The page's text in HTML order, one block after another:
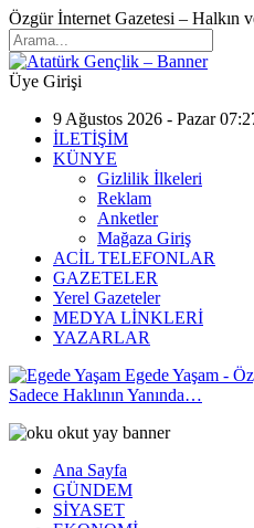
Özgür İnternet Gazetesi – Halkın
Üye Girişi
9 Ağustos 2026 - Pazar
İLETİŞİM
KÜNYE
Gizlilik İlkeleri
Reklam
Anketler
Mağaza Giriş
ACİL TELEFONLAR
GAZETELER
Yerel Gazeteler
MEDYA LİNKLERİ
YAZARLAR
Egede Yaşam -
Sadece Haklının Yanında…
Ana Sayfa
GÜNDEM
SİYASET